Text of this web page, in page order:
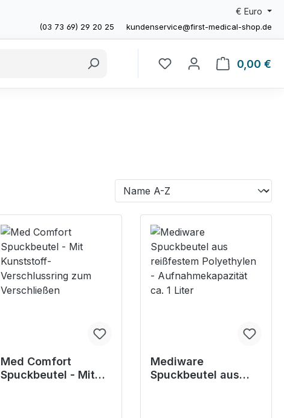
(03 73 69) 29 20 25 kundenservice@first-medical-shop.de
€ Euro
0,00 €
Med Comfort
Spuckbeutel - Mit
Mediware
Spuckbeutel aus